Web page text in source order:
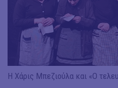
Η Χάρις Μπεζιούλα και «Ο